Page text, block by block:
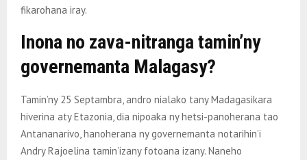
fikarohana iray.
Inona no zava-nitranga tamin’ny
governemanta Malagasy?
Tamin’ny 25 Septambra, andro nialako tany Madagasikara
hiverina aty Etazonia, dia nipoaka ny hetsi-panoherana tao
Antananarivo, hanoherana ny governemanta notarihin’i
Andry Rajoelina tamin’izany fotoana izany. Naneho